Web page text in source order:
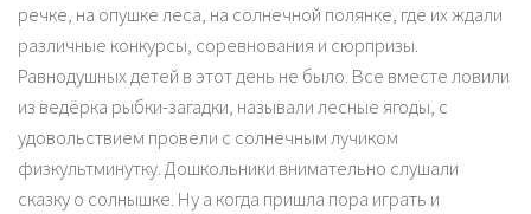
речке, на опушке леса, на солнечной полянке, где их ждали
различные конкурсы, соревнования и сюрпризы.
Равнодушных детей в этот день не было. Все вместе ловили
из ведёрка рыбки-загадки, называли лесные ягоды, с
удовольствием провели с солнечным лучиком
физкультминутку. Дошкольники внимательно слушали
сказку о солнышке. Ну а когда пришла пора играть и